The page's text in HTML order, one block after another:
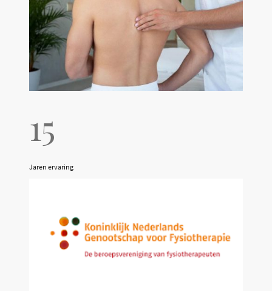
15
Jaren ervaring